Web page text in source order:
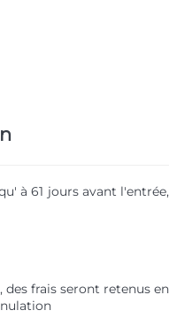
à 61 jours avant l'entrée,
frais seront retenus en